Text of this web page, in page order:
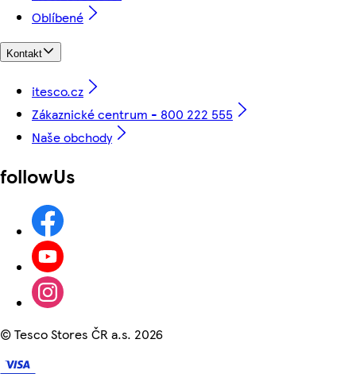
Oblíbené
Kontakt
itesco.cz
Zákaznické centrum - 800 222 555
Naše obchody
followUs
©Tesco Stores ČR a.s. 2026